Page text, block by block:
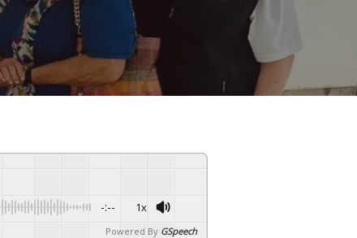
-:-- 1x
Powered By GSpeech